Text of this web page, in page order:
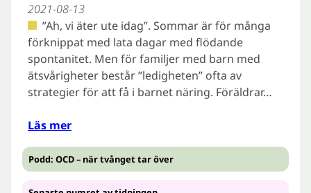
2021-08-13
”Ah, vi äter ute idag”. Sommar är för många
förknippat med lata dagar med flödande
spontanitet. Men för familjer med barn med
ätsvårigheter består ”ledigheten” ofta av
strategier för att få i barnet näring. Föräldrar…
Läs mer
Podd: OCD – när tvånget tar över